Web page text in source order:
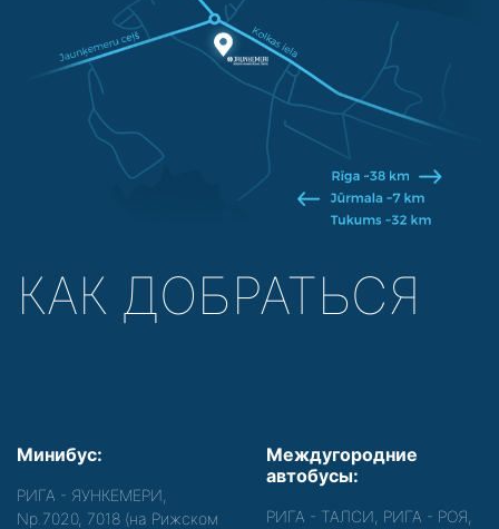
КАК ДОБРАТЬСЯ
Минибус:
РИГА - ЯУНКЕМЕРИ,
Nр.7020, 7018 (на Рижском
Междугородние
автобусы:
РИГА - ТАЛСИ, РИГА - РОЯ,